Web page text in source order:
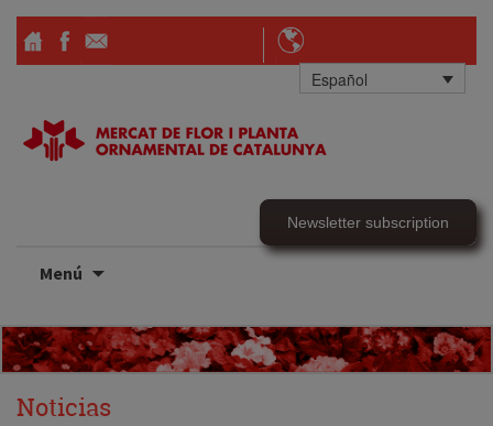
Español
Newsletter subscription
Menú
Noticias